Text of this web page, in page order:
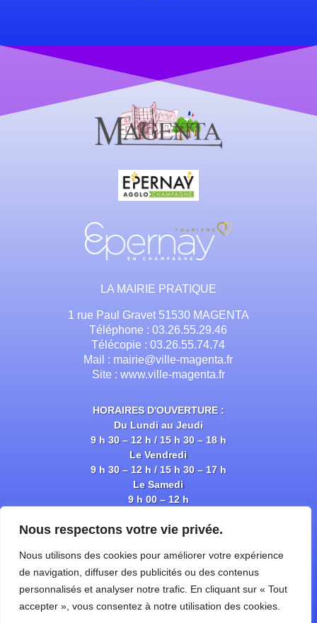
Nous respectons votre vie privée.
Nous utilisons des cookies pour améliorer votre expérience
de navigation, diffuser des publicités ou des contenus
personnalisés et analyser notre trafic. En cliquant sur « Tout
accepter », vous consentez à notre utilisation des cookies.
LA MAIRIE PRATIQUE
1 rue Paul Gravet 51530 MAGENTA
Téléphone : 03.26.55.29.46
Télécopie : 03.26.55.74.74
Mail : mairie@ville-magenta.fr
Site : www.ville-magenta.fr
HORAIRES D'OUVERTURE :
Du Lundi au Jeudi
9 h 30 – 12 h / 15 h 30 – 18 h
Le Vendredi
9 h 30 – 12 h / 15 h 30 – 17 h
Le Samedi
9 h 00 – 12 h
Politique de Confidentialité
Mentions Légales
Gym & Yoga
Comité de Jumelage